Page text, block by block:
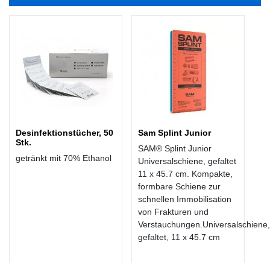
Desinfektionstücher, 50
Stk.
getränkt mit 70% Ethanol
Sam Splint Junior
SAM® Splint Junior
Universalschiene, gefaltet
11 x 45.7 cm. Kompakte,
formbare Schiene zur
schnellen Immobilisation
von Frakturen und
Verstauchungen.Universalschiene,
gefaltet, 11 x 45.7 cm